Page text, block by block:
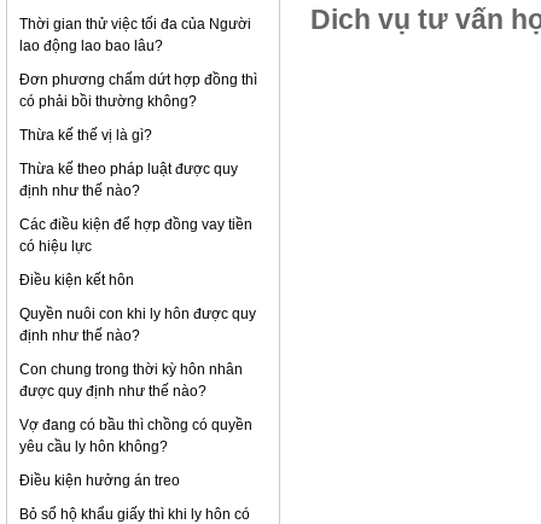
Thời gian thử việc tối đa của Người
lao động lao bao lâu?
Đơn phương chấm dứt hợp đồng thì
có phải bồi thường không?
Thừa kế thế vị là gì?
Thừa kế theo pháp luật được quy
định như thế nào?
Các điều kiện để hợp đồng vay tiền
có hiệu lực
Điều kiện kết hôn
Quyền nuôi con khi ly hôn được quy
định như thế nào?
Con chung trong thời kỳ hôn nhân
được quy định như thế nào?
Vợ đang có bầu thì chồng có quyền
yêu cầu ly hôn không?
Điều kiện hưởng án treo
Bỏ sổ hộ khẩu giấy thì khi ly hôn có
Dich vụ tư vấn